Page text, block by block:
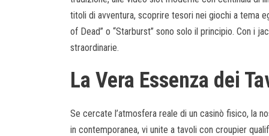
titoli di avventura, scoprire tesori nei giochi a tema
of Dead” o “Starburst” sono solo il principio. Con i
straordinarie.
La Vera Essenza dei
Se cercate l’atmosfera reale di un casinò fisico, la
in contemporanea, vi unite a tavoli con croupier